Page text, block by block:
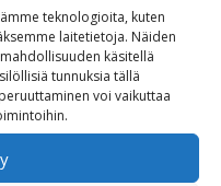
teknologioita, kuten
laitetietoja. Näiden
käsitellä
tunnuksia tällä
voi vaikuttaa